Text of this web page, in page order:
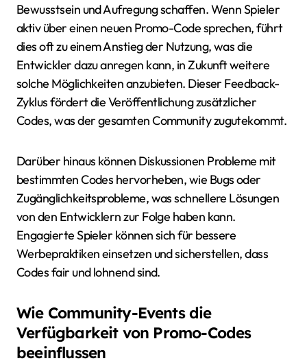
Bewusstsein und Aufregung schaffen. Wenn Spieler
aktiv über einen neuen Promo-Code sprechen, führt
dies oft zu einem Anstieg der Nutzung, was die
Entwickler dazu anregen kann, in Zukunft weitere
solche Möglichkeiten anzubieten. Dieser Feedback-
Zyklus fördert die Veröffentlichung zusätzlicher
Codes, was der gesamten Community zugutekommt.
Darüber hinaus können Diskussionen Probleme mit
bestimmten Codes hervorheben, wie Bugs oder
Zugänglichkeitsprobleme, was schnellere Lösungen
von den Entwicklern zur Folge haben kann.
Engagierte Spieler können sich für bessere
Werbepraktiken einsetzen und sicherstellen, dass
Codes fair und lohnend sind.
Wie Community-Events die
Verfügbarkeit von Promo-Codes
beeinflussen